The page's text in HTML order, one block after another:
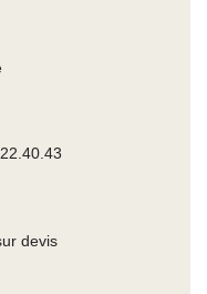
devis